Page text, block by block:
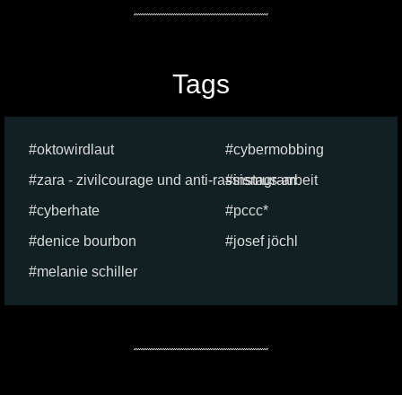
Tags
oktowirdlaut
cybermobbing
zara - zivilcourage und anti-rassismus-arbeit
instagram
cyberhate
pccc*
denice bourbon
josef jöchl
melanie schiller